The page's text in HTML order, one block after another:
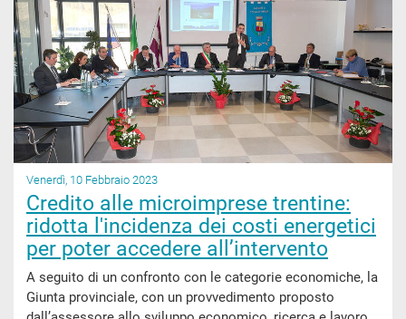
Venerdì, 10 Febbraio 2023
Credito alle microimprese trentine:
ridotta l'incidenza dei costi energetici
per poter accedere all’intervento
A seguito di un confronto con le categorie economiche, la
Giunta provinciale, con un provvedimento proposto